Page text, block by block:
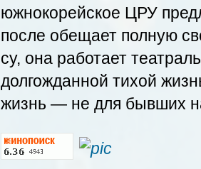
южнокорейское ЦРУ
после обещает полную
су, она работает
долгожданной тихой
жизнь — не для бывших